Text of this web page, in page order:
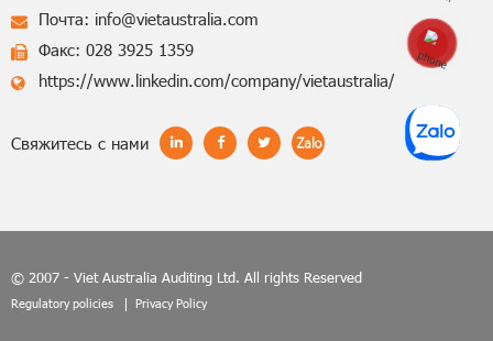
Почта: info@vietaustralia.com
Факс: 028 3925 1359
https://www.linkedin.com/company/vietaustralia/
Cвяжитесь с нами
© 2007 - Viet Australia Auditing Ltd. All rights Reserved
Regulatory policies Privacy Policy
Hotline: